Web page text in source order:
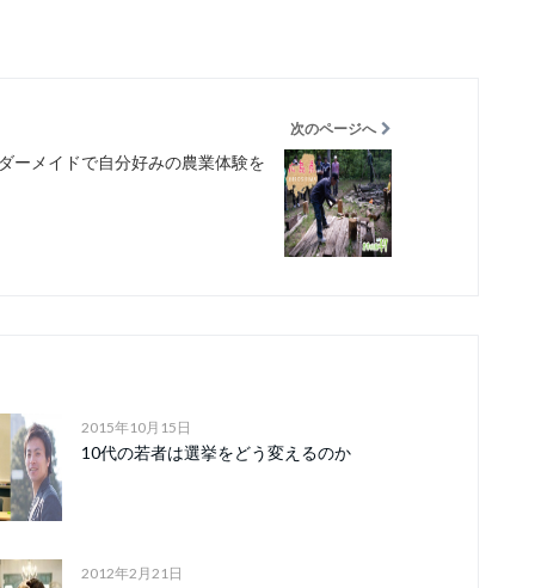
次のページへ
ーメイドで自分好みの農業体験を
2015年10月15日
10代の若者は選挙をどう変えるのか
2012年2月21日